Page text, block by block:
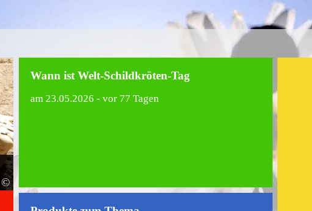
©
Wann ist Welt-Schildkröten-Tag
am23.05.2026 - vor 77 Tagen